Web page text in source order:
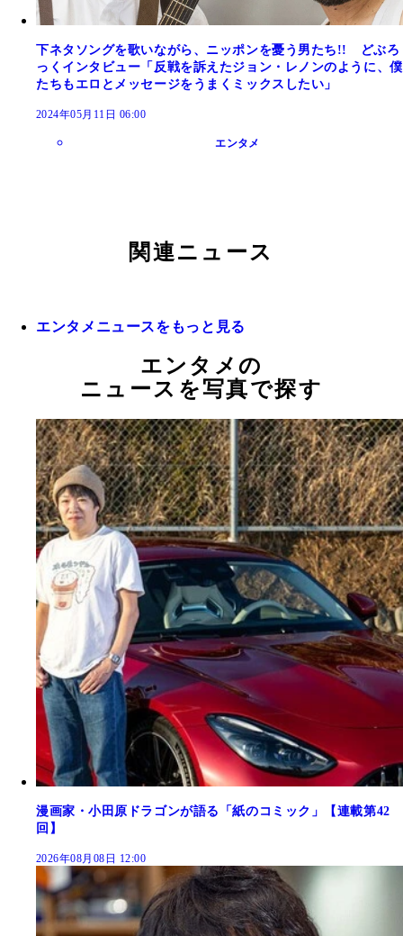
下ネタソングを歌いながら、ニッポンを憂う男たち!! どぶろ
っくインタビュー「反戦を訴えたジョン・レノンのように、僕
たちもエロとメッセージをうまくミックスしたい」
2024年05月11日 06:00
エンタメ
関連ニュース
エンタメニュースをもっと見る
エンタメの
ニュースを写真で探す
漫画家・小田原ドラゴンが語る「紙のコミック」【連載第42
回】
2026年08月08日 12:00